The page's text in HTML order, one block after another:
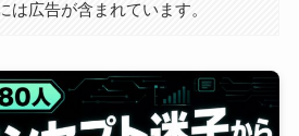
は広告が含まれています。